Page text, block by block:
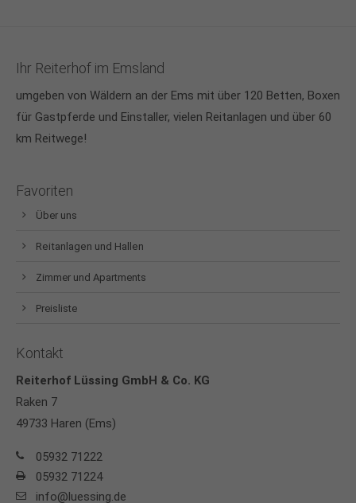
Ihr Reiterhof im Emsland
umgeben von Wäldern an der Ems mit über 120 Betten, Boxen
für Gastpferde und Einstaller, vielen Reitanlagen und über 60
km Reitwege!
Favoriten
Über uns
Reitanlagen und Hallen
Zimmer und Apartments
Preisliste
Kontakt
Reiterhof Lüssing GmbH & Co. KG
Raken 7
49733 Haren (Ems)
05932 71222
05932 71224
info@luessing.de